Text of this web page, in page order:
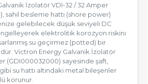
İzolatör VDI-32 / 32 Amper
sahil besleme hattı (shore power)
gelebilecek düşük seviyeli DC
elektrolitik korozyon riskini
su geçirmez (potted) bir
Victron Energy Galvanik İzolatör
(GDI000032000) sayesinde şaft,
su hattı altındaki metal bileşenler
korunur.